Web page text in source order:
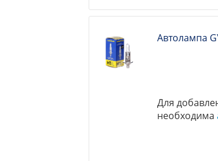
Автолампа
Для
необходима